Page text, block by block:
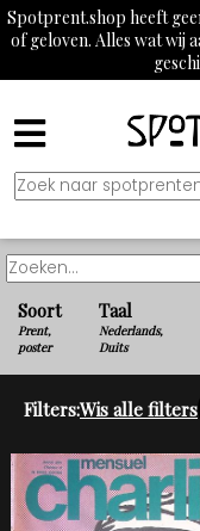
Spotprent.shop heeft
of geloven. Alles wat wij
Soort
Prent,
poster
Taal
Nederlands,
Duits
Filters:Wis alle filters